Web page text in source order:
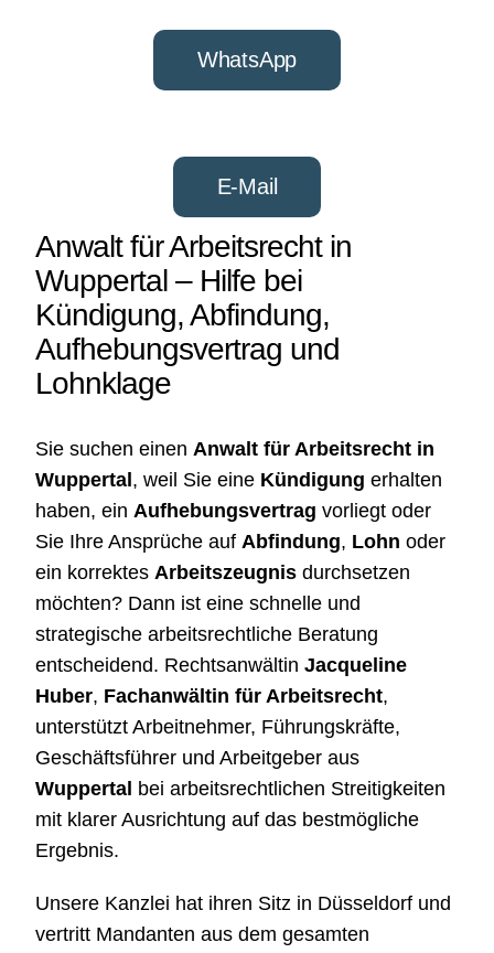
WhatsApp
E-Mail
Anwalt für Arbeitsrecht in
Wuppertal – Hilfe bei
Kündigung, Abfindung,
Aufhebungsvertrag und
Lohnklage
Sie suchen einen Anwalt für Arbeitsrecht in
Wuppertal , weil Sie eine Kündigung erhalten
haben, ein Aufhebungsvertrag vorliegt oder
Sie Ihre Ansprüche auf Abfindung, Lohn oder
ein korrektes Arbeitszeugnisdurchsetzen
möchten? Dann ist eine schnelle und
strategische arbeitsrechtliche Beratung
entscheidend. Rechtsanwältin Jacqueline
Huber, Fachanwältin für Arbeitsrecht,
unterstützt Arbeitnehmer, Führungskräfte,
Geschäftsführer und Arbeitgeber aus
Wuppertal bei arbeitsrechtlichen Streitigkeiten
mit klarer Ausrichtung auf das bestmögliche
Ergebnis.
Unsere Kanzlei hat ihren Sitz in Düsseldorf und
vertritt Mandanten aus dem gesamten